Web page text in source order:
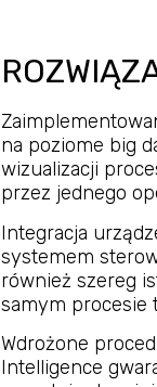
na poziome big
wizualizacji
przez jednego
Integracja
systemem
również szereg
samym procesie
Wdrożone
Intelligence